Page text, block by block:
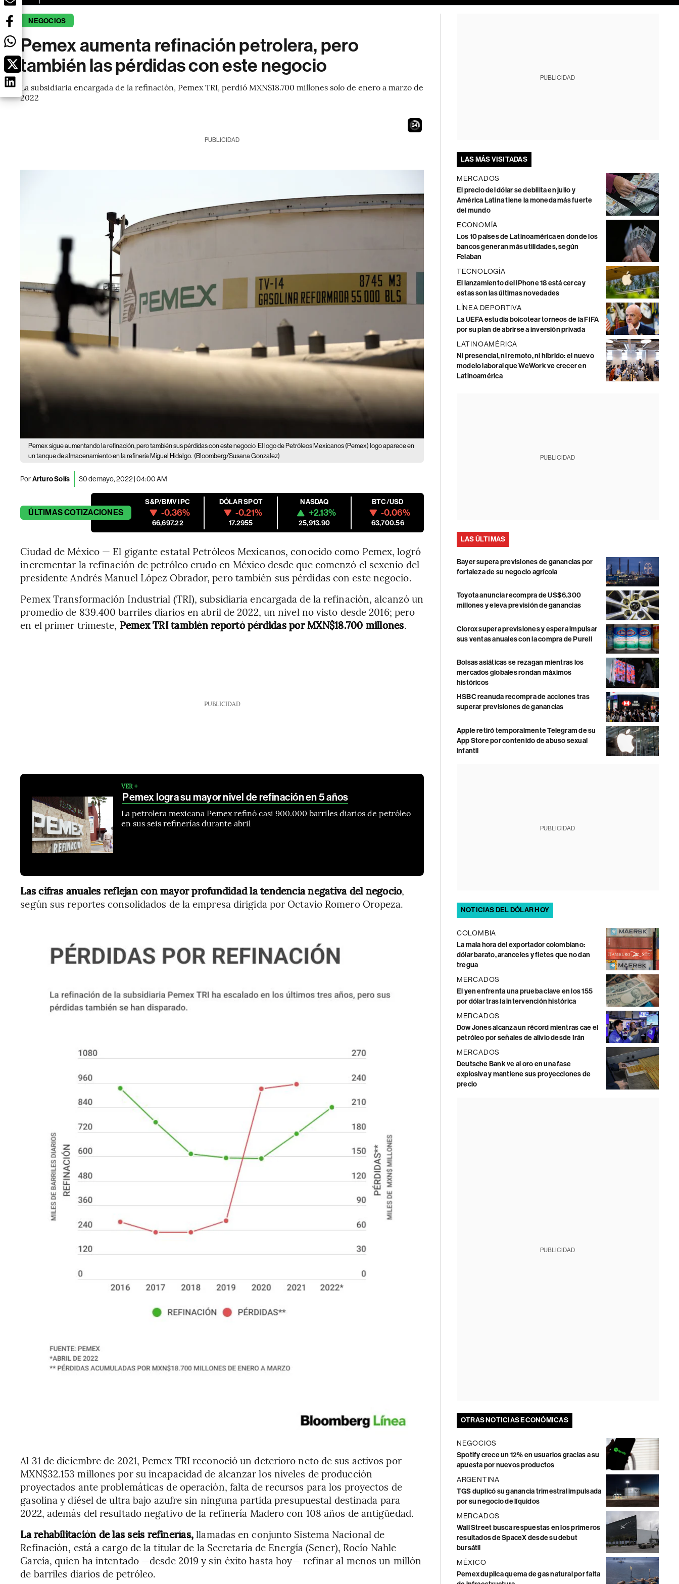
NEGOCIOS
Pemex aumenta refinación petrolera, pero
también las pérdidas con este negocio
La subsidiaria encargada de la refinación, Pemex TRI, perdió MXN$18.700 millones solo de enero a marzo de
2022
23
PUBLICIDAD
Pemex sigue aumentando la refinación, pero también sus pérdidas con este negocio El logo de Petróleos Mexicanos (Pemex) logo aparece en
un tanque de almacenamiento en la refinería Miguel Hidalgo. (Bloomberg/Susana Gonzalez)
PorArturo Solís 30 de mayo, 2022 | 04:00 AM
ÚLTIMASCOTIZACIONES
S&P/BMV IPC
-0.36%
66,697.22
DÓLAR SPOT
-0.21%
17.2955
NASDAQ
+2.13%
25,913.90
BTC/USD
-0.06%
63,700.56
Ciudad de México — El gigante estatal Petróleos Mexicanos, conocido como Pemex, logró
incrementar la refinación de petróleo crudo en México desde que comenzó el sexenio del
presidente Andrés Manuel López Obrador, pero también sus pérdidas con este negocio.
Pemex Transformación Industrial (TRI), subsidiaria encargada de la refinación, alcanzó un
promedio de 839.400 barriles diarios en abril de 2022, un nivel no visto desde 2016; pero
en el primer trimeste, Pemex TRI también reportó pérdidas por MXN$18.700 millones.
PUBLICIDAD
VER +
Pemex logra su mayor nivel de refinación en 5 años
La petrolera mexicana Pemex refinó casi 900.000 barriles diarios de petróleo
en sus seis refinerías durante abril
Las cifras anuales reflejan con mayor profundidad la tendencia negativa del negocio,
según sus reportes consolidados de la empresa dirigida por Octavio Romero Oropeza.
Al 31 de diciembre de 2021, Pemex TRI reconoció un deterioro neto de sus activos por
MXN$32.153 millones por su incapacidad de alcanzar los niveles de producción
proyectados ante problemáticas de operación, falta de recursos para los proyectos de
gasolina y diésel de ultra bajo azufre sin ninguna partida presupuestal destinada para
2022, además del resultado negativo de la refinería Madero con 108 años de antigüedad.
La rehabilitación de las seis refinerías,llamadas en conjunto Sistema Nacional de
Refinación, está a cargo de la titular de la Secretaría de Energía (Sener), Rocío Nahle
García, quien ha intentado —desde 2019 y sin éxito hasta hoy— refinar al menos un millón
de barriles diarios de petróleo.
PUBLICIDAD
LAS MÁS VISITADAS
MERCADOS
El precio del dólar se debilita en julio y
América Latina tiene la moneda más fuerte
del mundo
ECONOMÍA
Los 10 países de Latinoamérica en donde los
bancos generan más utilidades, según
Felaban
TECNOLOGÍA
El lanzamiento del iPhone 18 está cerca y
estas son las últimas novedades
LÍNEA DEPORTIVA
La UEFA estudia boicotear torneos de la FIFA
por su plan de abrirse a inversión privada
LATINOAMÉRICA
Ni presencial, ni remoto, ni híbrido: el nuevo
modelo laboral que WeWork ve crecer en
Latinoamérica
PUBLICIDAD
LAS ÚLTIMAS
Bayer supera previsiones de ganancias por
fortaleza de su negocio agrícola
Toyota anuncia recompra de US$6.300
millones y eleva previsión de ganancias
Clorox supera previsiones y espera impulsar
sus ventas anuales con la compra de Purell
Bolsas asiáticas se rezagan mientras los
mercados globales rondan máximos
históricos
HSBC reanuda recompra de acciones tras
superar previsiones de ganancias
Apple retiró temporalmente Telegram de su
App Store por contenido de abuso sexual
infantil
PUBLICIDAD
NOTICIAS DEL DÓLAR HOY
COLOMBIA
La mala hora del exportador colombiano:
dólar barato, aranceles y fletes que no dan
tregua
MERCADOS
El yen enfrenta una prueba clave en los 155
por dólar tras la intervención histórica
MERCADOS
Dow Jones alcanza un récord mientras cae el
petróleo por señales de alivio desde Irán
MERCADOS
Deutsche Bank ve al oro en una fase
explosiva y mantiene sus proyecciones de
precio
PUBLICIDAD
OTRAS NOTICIAS ECONÓMICAS
NEGOCIOS
Spotify crece un 12% en usuarios gracias a su
apuesta por nuevos productos
ARGENTINA
TGS duplicó su ganancia trimestral impulsada
por su negocio de líquidos
MERCADOS
Wall Street busca respuestas en los primeros
resultados de SpaceX desde su debut
bursátil
MÉXICO
Pemex duplica quema de gas natural por falta